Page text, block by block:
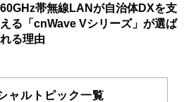
60GHz帯無線LANが自治体DXを支
える「cnWave Vシリーズ」が選ば
れる理由
ャルトピック一覧